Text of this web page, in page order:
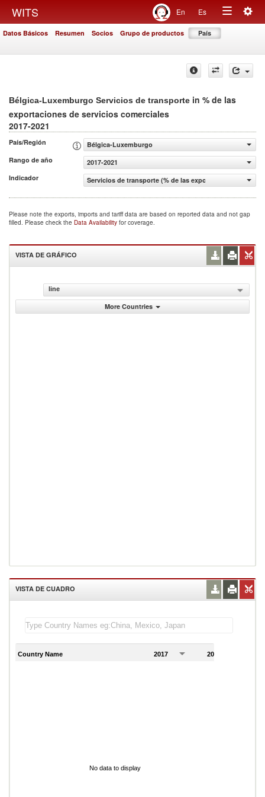
WITS En Es
Toggle
Datos Básicos Resumen Socios Grupo de productos País
Bélgica-Luxemburgo Servicios de transporte in % de las
exportaciones de servicios comerciales
2017-2021
País/Región
Bélgica-Luxemburgo
Rango de año
2017-2021
Indicador
Servicios de transporte (% de las exportaciones de
Please note the exports, imports and tariff data are based on reported data and not gap
filled. Please check the Data Availability for coverage.
VISTA DE GRÁFICO
line
More Countries
VISTA DE CUADRO
Country Name 2017 2018
No data to display